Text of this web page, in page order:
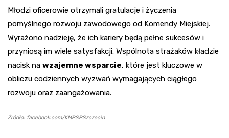
Młodzi oficerowie otrzymali gratulacje i życzenia
pomyślnego rozwoju zawodowego od Komendy Miejskiej.
Wyrażono nadzieję, że ich kariery będą pełne sukcesów i
przyniosą im wiele satysfakcji. Wspólnota strażaków kładzie
nacisk na wzajemne wsparcie, które jest kluczowe w
obliczu codziennych wyzwań wymagających ciągłego
rozwoju oraz zaangażowania.
Źródło: facebook.com/KMPSPSzczecin